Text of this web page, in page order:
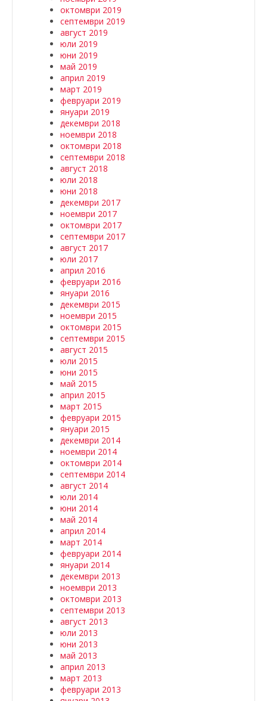
октомври 2019
септември 2019
август 2019
юли 2019
юни 2019
май 2019
април 2019
март 2019
февруари 2019
януари 2019
декември 2018
ноември 2018
октомври 2018
септември 2018
август 2018
юли 2018
юни 2018
декември 2017
ноември 2017
октомври 2017
септември 2017
август 2017
юли 2017
април 2016
февруари 2016
януари 2016
декември 2015
ноември 2015
октомври 2015
септември 2015
август 2015
юли 2015
юни 2015
май 2015
април 2015
март 2015
февруари 2015
януари 2015
декември 2014
ноември 2014
октомври 2014
септември 2014
август 2014
юли 2014
юни 2014
май 2014
април 2014
март 2014
февруари 2014
януари 2014
декември 2013
ноември 2013
октомври 2013
септември 2013
август 2013
юли 2013
юни 2013
май 2013
април 2013
март 2013
февруари 2013